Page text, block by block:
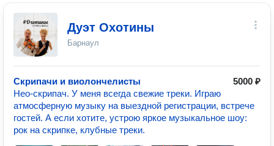
Дуэт Охотины
Барнаул
Скрипачи и виолончелисты
5000 ₽
Нео-скрипач. У меня всегда свежие треки. Играю
атмосферную музыку на выездной регистрации, встрече
гостей. А если хотите, устрою яркое музыкальное шоу:
рок на скрипке, клубные треки.